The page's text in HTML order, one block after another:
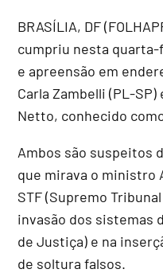
BRASÍLIA, DF
cumpriu nesta quarta-
e apreensão em
Carla Zambelli (PL-
Netto, conhecido
Ambos são suspeitos
que mirava o ministro
STF (Supremo
invasão dos sistemas
de Justiça) e na
de soltura falsos.